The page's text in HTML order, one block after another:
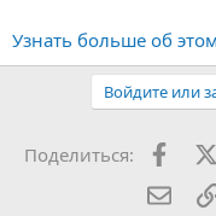
Узнать больше об
Войдите или
Поделиться: